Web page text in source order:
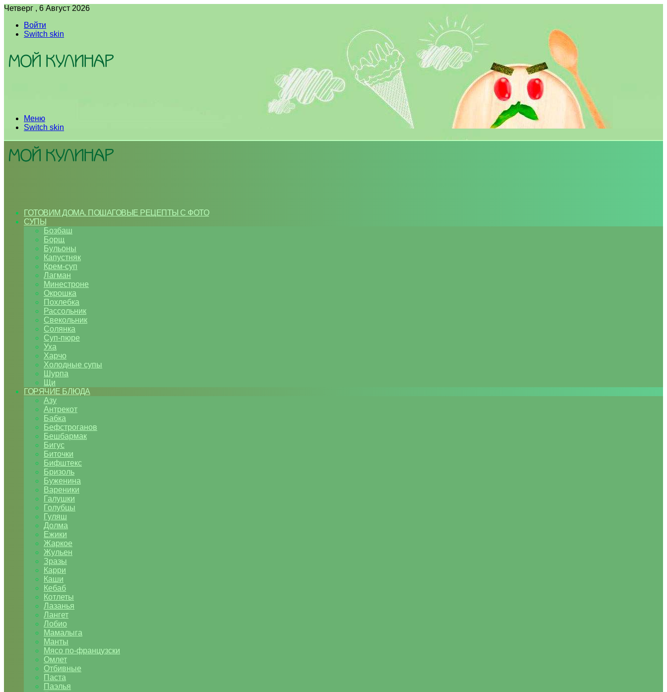
Четверг , 6 Август 2026
Войти
Switch skin
Меню
Switch skin
ГОТОВИМ ДОМА. ПОШАГОВЫЕ РЕЦЕПТЫ С ФОТО
СУПЫ
Бозбаш
Борщ
Бульоны
Капустняк
Крем-суп
Лагман
Минестроне
Окрошка
Похлебка
Рассольник
Свекольник
Солянка
Суп-пюре
Уха
Харчо
Холодные супы
Шурпа
Щи
ГОРЯЧИЕ БЛЮДА
Азу
Антрекот
Бабка
Бефстроганов
Бешбармак
Бигус
Биточки
Бифштекс
Бризоль
Буженина
Вареники
Галушки
Голубцы
Гуляш
Долма
Ежики
Жаркое
Жульен
Зразы
Карри
Каши
Кебаб
Котлеты
Лазанья
Лангет
Лобио
Мамалыга
Манты
Мясо по-французски
Омлет
Отбивные
Паста
Паэлья